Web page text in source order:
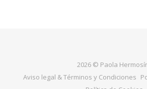
2026 © Paola
Aviso legal & Términos y Condiciones